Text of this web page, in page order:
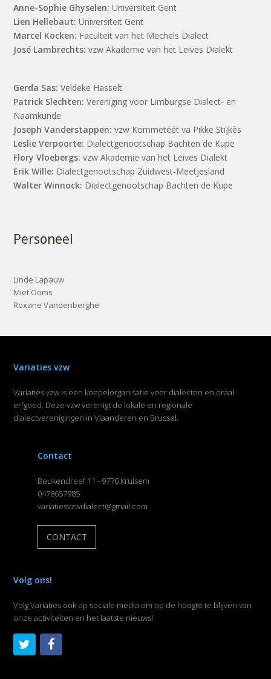
Anne-Sophie Ghyselen:Universiteit Gent
Lien Hellebaut: Universiteit Gent
Marcel Kocken: Faculteit van het Mechels Dialect
José Lambrechts:vzw Akademie van het Leives Dialekt
Gerda Sas:Veldeke Hasselt
Patrick Slechten:Vereniging voor Limburgse Dialect- en
Naamkunde
Joseph Vanderstappen:vzw Kommetéét va Pikke Stijkès
Leslie Verpoorte: Dialectgenootschap Bachten de Kupe
Flory Vloebergs:vzw Akademie van het Leives Dialekt
Erik Wille: Dialectgenootschap Zuidwest-Meetjesland
Walter Winnock: Dialectgenootschap Bachten de Kupe
Personeel
Linde Lapauw
Miet Ooms
Roxane Vandenberghe
Variaties vzw
Variaties vzw is een koepelorganisatie voor dialecten en oraal
erfgoed. Deze vzw verenigt de lokale en regionale
dialectverenigingen in Vlaanderen en Brussel.
Contact
Beukendreef 11 - 9770 Kruisem
0478657985
variatiesvzwdialect@gmail.com
CONTACT
Volg ons!
Volg Variaties ook op sociale media om op de hoogte te blijven van
onze activiteiten en het laatste nieuws!